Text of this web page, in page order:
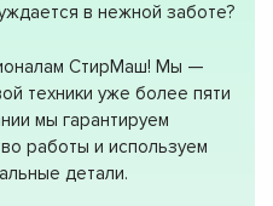
в нежной заботе?
СтирМаш! Мы —
техники уже более пяти
мы гарантируем
работы и используем
детали.